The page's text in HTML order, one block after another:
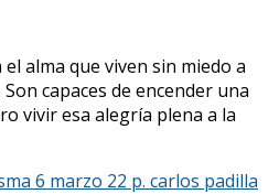
alma que viven sin miedo a
capaces de encender una
vivir esa alegría plena a la
6 marzo 22 p. carlos padilla